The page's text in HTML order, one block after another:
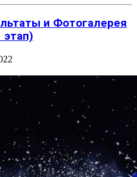
и Фотогалерея
этап)